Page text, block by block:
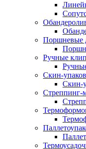
Поршневые
Ручные
Скин-
Скин-